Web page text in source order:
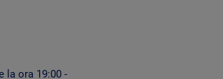
la ora 19:00 -